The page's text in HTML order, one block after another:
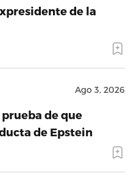
de la
Ago 3, 2026
de que
de Epstein